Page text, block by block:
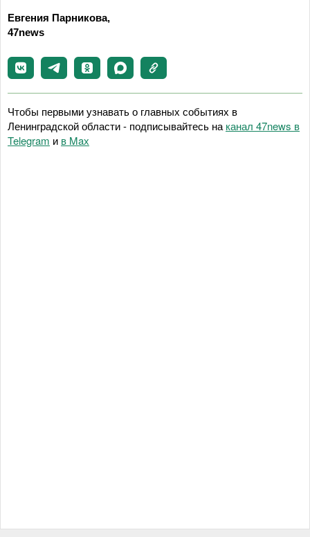
Евгения Парникова,
47news
Чтобы первыми узнавать о главных событиях в
Ленинградской области - подписывайтесь на канал 47news в
Telegram и в Maх